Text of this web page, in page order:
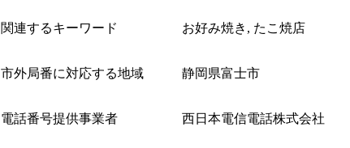
関連するキーワード お好み焼き, たこ焼店
市外局番に対応する地域 静岡県富士市
電話番号提供事業者 西日本電信電話株式会社